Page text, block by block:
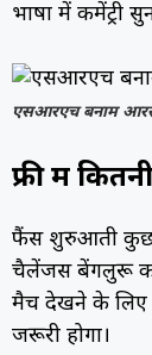
भाषा में कमेंट्री
एसआरएच बनाम
फ्री में
फैंस शुरुआती कुछ
चैलेंजर्स बेंगलुरू
मैच देखने के लिए
जरूरी होगा।